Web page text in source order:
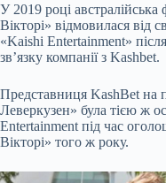
У 2019 році
Вікторі» відмовилася від
«Kaishi Entertainment»
зв’язку компанії з Kashbet.
Представниця KashBet на
Леверкузен» була тією ж
Entertainment під час
Вікторі» того ж року.